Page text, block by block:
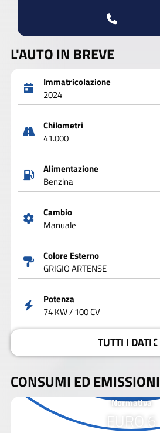
L'AUTO IN BREVE
Immatricolazione
2024
Chilometri
41.000
Alimentazione
Benzina
Cambio
Manuale
Colore Esterno
GRIGIO ARTENSE
Potenza
74 KW / 100 CV
TUTTI I DATI
CONSUMI ED EMISSIONI
Normativa
EURO 6